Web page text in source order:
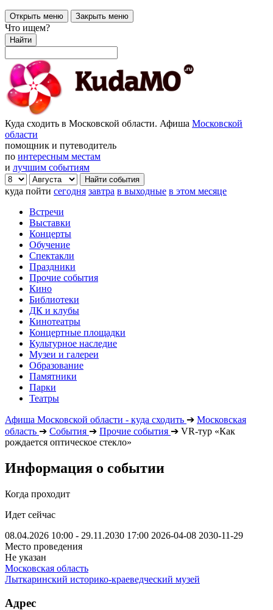
Открыть меню Закрыть меню
Что ищем?
Найти
Куда сходить в Московской области. Афиша Московской
области
помощник и путеводитель
по интересным местам
и лучшим событиям
куда пойти сегодня завтра в выходные в этом месяце
Встречи
Выставки
Концерты
Обучение
Спектакли
Праздники
Прочие события
Кино
Библиотеки
ДК и клубы
Кинотеатры
Концертные площадки
Культурное наследие
Музеи и галереи
Образование
Памятники
Парки
Театры
Афиша Московской области - куда сходить ➔ Московская
область ➔ События ➔ Прочие события ➔ VR-тур «Как
рождается оптическое стекло»
Информация о событии
Когда проходит
Идет сейчас
08.04.2026 10:00 - 29.11.2030 17:00 2026-04-08 2030-11-29
Место проведения
Не указан
Московская область
Лыткаринский историко-краеведческий музей
Адрес